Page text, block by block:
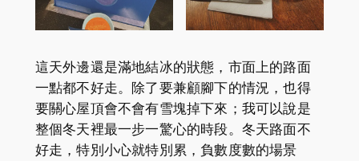
這天外邊還是滿地結冰的狀態，市面上的路面
一點都不好走。除了要兼顧腳下的情況，也得
要關心屋頂會不會有雪塊掉下來；我可以說是
整個冬天裡最一步一驚心的時段。冬天路面不
好走，特別小心就特別累，負數度數的場景